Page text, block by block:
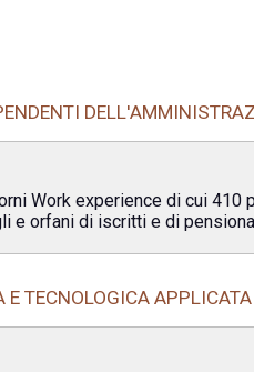
Work experience di cui 410
orfani di iscritti e di
E TECNOLOGICA